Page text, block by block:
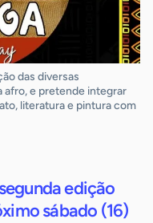
das diversas
afro, e pretende integrar
literatura e pintura com
edição
sábado (16)